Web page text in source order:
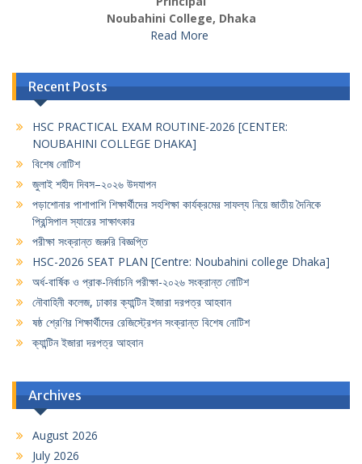
Noubahini College, Dhaka
Read More
Recent Posts
HSC PRACTICAL EXAM ROUTINE-2026 [CENTER:
NOUBAHINI COLLEGE DHAKA]
বিশেষ নোটিশ
জুলাই শহীদ দিবস–২০২৬ উদযাপন
পড়াশোনার পাশাপাশি শিক্ষার্থীদের সহশিক্ষা কার্যক্রমের সাফল্য নিয়ে জাতীয় দৈনিকে
প্রিন্সিপাল স্যারের সাক্ষাৎকার
পরীক্ষা সংক্রান্ত জরুরি বিজ্ঞপ্তি
HSC-2026 SEAT PLAN [Centre: Noubahini college Dhaka]
অর্ধ-বার্ষিক ও প্রাক-নির্বাচনি পরীক্ষা-২০২৬ সংক্রান্ত নোটিশ
নৌবাহিনী কলেজ, ঢাকার ক্যান্টিন ইজারা দরপত্র আহবান
ষষ্ঠ শ্রেণির শিক্ষার্থীদের রেজিস্ট্রেশন সংক্রান্ত বিশেষ নোটিশ
ক্যান্টিন ইজারা দরপত্র আহবান
Archives
August 2026
July 2026